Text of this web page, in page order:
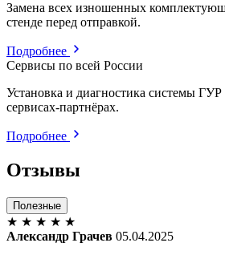
Замена всех изношенных
стенде перед отправкой.
Подробнее
Сервисы по всей России
Установка и диагностика системы
сервисах-партнёрах.
Подробнее
Отзывы
Полезные
★ ★ ★ ★ ★
Александр Грачев 05.04.2025